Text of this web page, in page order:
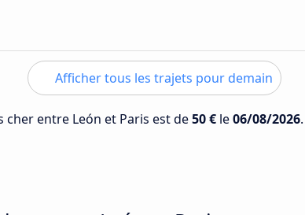
Afficher tous les trajets pour demain
cher entre León et Paris est de50 € le06/08/2026